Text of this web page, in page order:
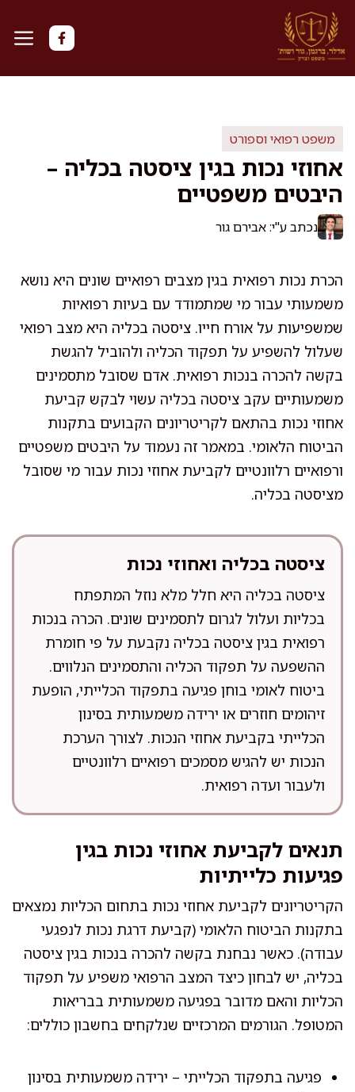
לדלג
לתוכן
משפט רפואי וספורט
אחוזי נכות בגין ציסטה בכליה –
היבטים משפטיים
נכתב ע"י: אבירם גור
הכרת נכות רפואית בגין מצבים רפואיים שונים היא נושא
משמעותי עבור מי שמתמודד עם בעיות רפואיות
שמשפיעות על אורח חייו. ציסטה בכליה היא מצב רפואי
שעלול להשפיע על תפקוד הכליה ולהוביל להגשת
בקשה להכרה בנכות רפואית. אדם שסובל מתסמינים
משמעותיים עקב ציסטה בכליה עשוי לבקש קביעת
אחוזי נכות בהתאם לקריטריונים הקבועים בתקנות
הביטוח הלאומי. במאמר זה נעמוד על היבטים משפטיים
ורפואיים רלוונטיים לקביעת אחוזי נכות עבור מי שסובל
מציסטה בכליה.
ציסטה בכליה ואחוזי נכות
ציסטה בכליה היא חלל מלא נוזל המתפתח
בכליות ועלול לגרום לתסמינים שונים. הכרה בנכות
רפואית בגין ציסטה בכליה נקבעת על פי חומרת
ההשפעה על תפקוד הכליה והתסמינים הנלווים.
ביטוח לאומי בוחן פגיעה בתפקוד הכלייתי, הופעת
זיהומים חוזרים או ירידה משמעותית בסינון
הכלייתי בקביעת אחוזי הנכות. לצורך הערכת
הנכות יש להגיש מסמכים רפואיים רלוונטיים
ולעבור ועדה רפואית.
תנאים לקביעת אחוזי נכות בגין
פגיעות כלייתיות
הקריטריונים לקביעת אחוזי נכות בתחום הכליות נמצאים
בתקנות הביטוח הלאומי (קביעת דרגת נכות לנפגעי
עבודה). כאשר נבחנת בקשה להכרה בנכות בגין ציסטה
בכליה, יש לבחון כיצד המצב הרפואי משפיע על תפקוד
הכליות והאם מדובר בפגיעה משמעותית בבריאות
המטופל. הגורמים המרכזיים שנלקחים בחשבון כוללים:
פגיעה בתפקוד הכלייתי – ירידה משמעותית בסינון